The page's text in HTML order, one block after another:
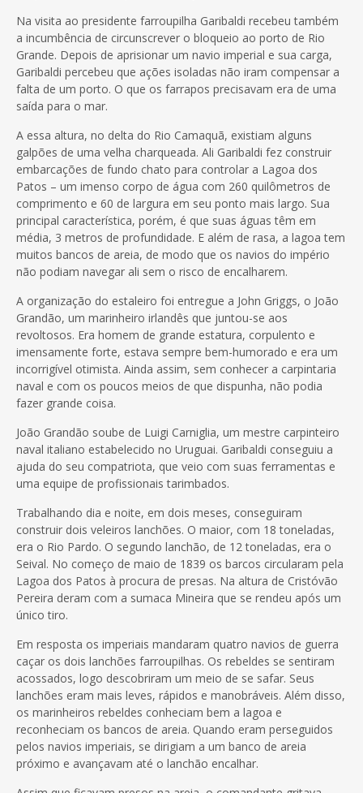
Na visita ao presidente farroupilha Garibaldi recebeu também
a incumbência de circunscrever o bloqueio ao porto de Rio
Grande. Depois de aprisionar um navio imperial e sua carga,
Garibaldi percebeu que ações isoladas não iram compensar a
falta de um porto. O que os farrapos precisavam era de uma
saída para o mar.
A essa altura, no delta do Rio Camaquã, existiam alguns
galpões de uma velha charqueada. Ali Garibaldi fez construir
embarcações de fundo chato para controlar a Lagoa dos
Patos – um imenso corpo de água com 260 quilômetros de
comprimento e 60 de largura em seu ponto mais largo. Sua
principal característica, porém, é que suas águas têm em
média, 3 metros de profundidade. E além de rasa, a lagoa tem
muitos bancos de areia, de modo que os navios do império
não podiam navegar ali sem o risco de encalharem.
A organização do estaleiro foi entregue a John Griggs, o João
Grandão, um marinheiro irlandês que juntou-se aos
revoltosos. Era homem de grande estatura, corpulento e
imensamente forte, estava sempre bem-humorado e era um
incorrigível otimista. Ainda assim, sem conhecer a carpintaria
naval e com os poucos meios de que dispunha, não podia
fazer grande coisa.
João Grandão soube de Luigi Carniglia, um mestre carpinteiro
naval italiano estabelecido no Uruguai. Garibaldi conseguiu a
ajuda do seu compatriota, que veio com suas ferramentas e
uma equipe de profissionais tarimbados.
Trabalhando dia e noite, em dois meses, conseguiram
construir dois veleiros lanchões. O maior, com 18 toneladas,
era o Rio Pardo. O segundo lanchão, de 12 toneladas, era o
Seival. No começo de maio de 1839 os barcos circularam pela
Lagoa dos Patos à procura de presas. Na altura de Cristóvão
Pereira deram com a sumaca Mineira que se rendeu após um
único tiro.
Em resposta os imperiais mandaram quatro navios de guerra
caçar os dois lanchões farroupilhas. Os rebeldes se sentiram
acossados, logo descobriram um meio de se safar. Seus
lanchões eram mais leves, rápidos e manobráveis. Além disso,
os marinheiros rebeldes conheciam bem a lagoa e
reconheciam os bancos de areia. Quando eram perseguidos
pelos navios imperiais, se dirigiam a um banco de areia
próximo e avançavam até o lanchão encalhar.